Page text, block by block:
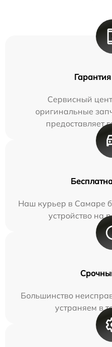
Сервисный
оригинальные
предоставляет
Наш курьер в Самаре
устройство на
Большинство
устраняем в